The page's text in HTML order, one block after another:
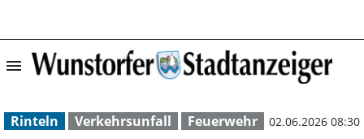
menu Schwerer
Rinteln Verkehrsunfall Feuerwehr 02.06.2026 08:30